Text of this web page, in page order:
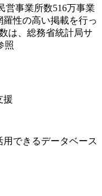
事業所数516万事業
羅性の高い掲載を行っ
は、総務省統計局サ
照
援
できるデータベース